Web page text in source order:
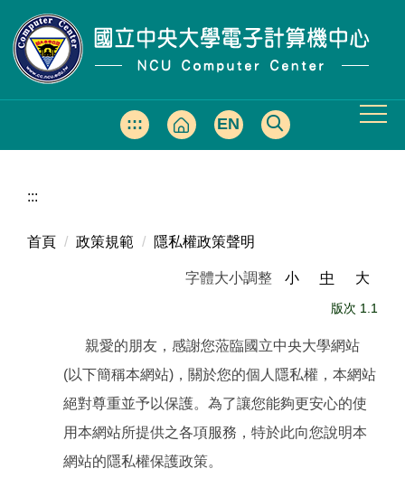
到
主
內
::: EN
:::
首頁 政策規範 隱私權政策聲明
字體大小調整 小 中 大
版次 1.1
親愛的朋友，感謝您蒞臨國立中央大學網站
(以下簡稱本網站)，關於您的個人隱私權，本網站
絕對尊重並予以保護。為了讓您能夠更安心的使
用本網站所提供之各項服務，特於此向您說明本
網站的隱私權保護政策。